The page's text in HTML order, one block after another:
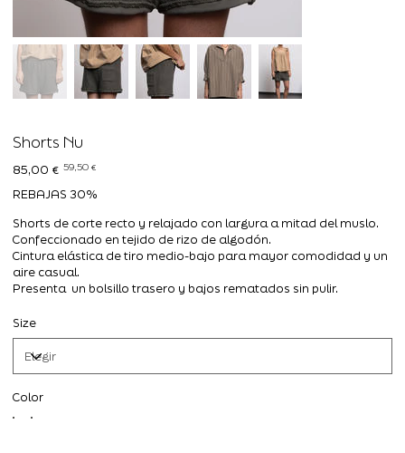
Shorts Nu
Precio
original
85,00 € Precio
59,50 €
REBAJAS 30%
Shorts de corte recto y relajado con largura a mitad del muslo.
Confeccionado en tejido de rizo de algodón.
Cintura elástica de tiro medio-bajo para mayor comodidad y un
aire casual.
Presenta un bolsillo trasero y bajos rematados sin pulir.
Size
Color